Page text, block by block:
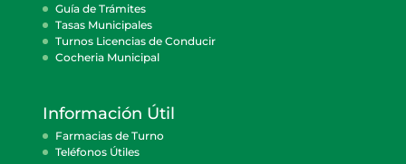
Guía de Trámites
Tasas Municipales
Turnos Licencias de Conducir
Cocheria Municipal
Información Útil
Farmacias de Turno
Teléfonos Útiles